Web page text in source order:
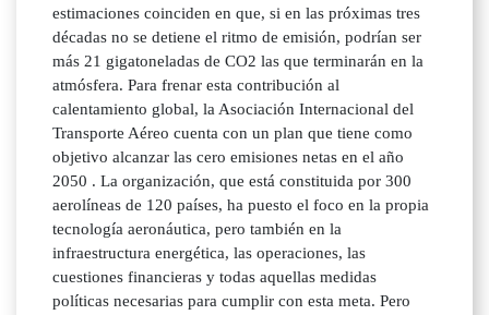
estimaciones coinciden en que, si en las próximas tres
décadas no se detiene el ritmo de emisión, podrían ser
más 21 gigatoneladas de CO2 las que terminarán en la
atmósfera. Para frenar esta contribución al
calentamiento global, la Asociación Internacional del
Transporte Aéreo cuenta con un plan que tiene como
objetivo alcanzar las cero emisiones netas en el año
2050 . La organización, que está constituida por 300
aerolíneas de 120 países, ha puesto el foco en la propia
tecnología aeronáutica, pero también en la
infraestructura energética, las operaciones, las
cuestiones financieras y todas aquellas medidas
políticas necesarias para cumplir con esta meta. Pero